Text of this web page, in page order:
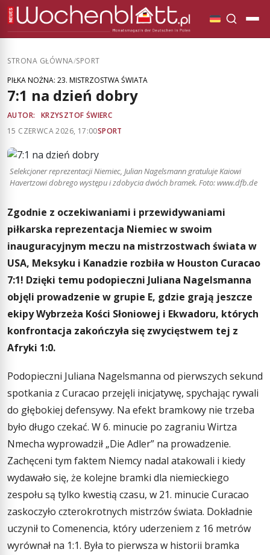
STRONA GŁÓWNA/SPORT
PIŁKA NOŻNA: 23. MISTRZOSTWA ŚWIATA
7:1 na dzień dobry
AUTOR:
KRZYSZTOF ŚWIERC
15 CZERWCA 2026, 17:00SPORT
Selekcjoner reprezentacji Niemiec, Julian Nagelsmann gratuluje Kaiowi
Havertzowi dobrego występu i zdobycia dwóch bramek. Foto: www.dfb.de
Zgodnie z oczekiwaniami i przewidywaniami
piłkarska reprezentacja Niemiec w swoim
inauguracyjnym meczu na mistrzostwach świata w
USA, Meksyku i Kanadzie rozbiła w Houston Curacao
7:1! Dzięki temu podopieczni Juliana Nagelsmanna
objęli prowadzenie w grupie E, gdzie grają jeszcze
ekipy Wybrzeża Kości Słoniowej i Ekwadoru, których
konfrontacja zakończyła się zwycięstwem tej z
Afryki 1:0.
Podopieczni Juliana Nagelsmanna od pierwszych sekund
spotkania z Curacao przejęli inicjatywę, spychając rywali
do głębokiej defensywy. Na efekt bramkowy nie trzeba
było długo czekać. W 6. minucie po zagraniu Wirtza
Nmecha wyprowadził „Die Adler” na prowadzenie.
Zachęceni tym faktem Niemcy nadal atakowali i kiedy
wydawało się, że kolejne bramki dla niemieckiego
zespołu są tylko kwestią czasu, w 21. minucie Curacao
zaskoczyło czterokrotnych mistrzów świata. Dokładnie
uczynił to Comenencia, który uderzeniem z 16 metrów
wyrównał na 1:1. Była to pierwsza w historii bramka